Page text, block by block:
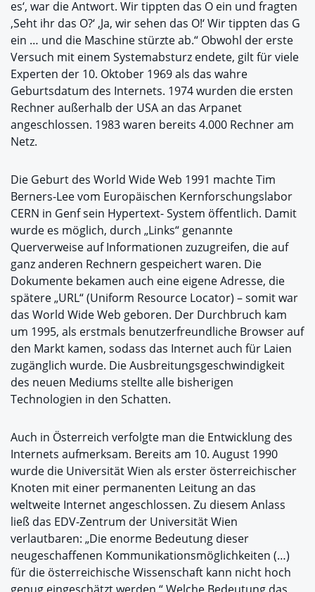
es‘, war die Antwort. Wir tippten das O ein und fragten
‚Seht ihr das O?‘ ‚Ja, wir sehen das O!‘ Wir tippten das G
ein … und die Maschine stürzte ab.“ Obwohl der erste
Versuch mit einem Systemabsturz endete, gilt für viele
Experten der 10. Oktober 1969 als das wahre
Geburtsdatum des Internets. 1974 wurden die ersten
Rechner außerhalb der USA an das Arpanet
angeschlossen. 1983 waren bereits 4.000 Rechner am
Netz.
Die Geburt des World Wide Web 1991 machte Tim
Berners-Lee vom Europäischen Kernforschungslabor
CERN in Genf sein Hypertext- System öffentlich. Damit
wurde es möglich, durch „Links“ genannte
Querverweise auf Informationen zuzugreifen, die auf
ganz anderen Rechnern gespeichert waren. Die
Dokumente bekamen auch eine eigene Adresse, die
spätere „URL“ (Uniform Resource Locator) – somit war
das World Wide Web geboren. Der Durchbruch kam
um 1995, als erstmals benutzerfreundliche Browser auf
den Markt kamen, sodass das Internet auch für Laien
zugänglich wurde. Die Ausbreitungsgeschwindigkeit
des neuen Mediums stellte alle bisherigen
Technologien in den Schatten.
Auch in Österreich verfolgte man die Entwicklung des
Internets aufmerksam. Bereits am 10. August 1990
wurde die Universität Wien als erster österreichischer
Knoten mit einer permanenten Leitung an das
weltweite Internet angeschlossen. Zu diesem Anlass
ließ das EDV-Zentrum der Universität Wien
verlautbaren: „Die enorme Bedeutung dieser
neugeschaffenen Kommunikationsmöglichkeiten (…)
für die österreichische Wissenschaft kann nicht hoch
genug eingeschätzt werden.“ Welche Bedeutung das